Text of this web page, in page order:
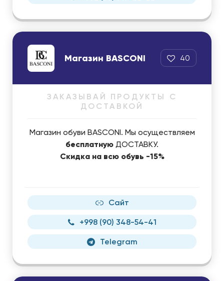
Магазин BASCONI 40
ЗАКАЗЫВАЙ ПРОДУКТЫ С
ДОСТАВКОЙ
Магазин обуви BASCONI. Мы осуществляем
бесплатную ДОСТАВКУ.
Скидка на всю обувь -15%
Сайт
+998 (90) 348-54-41
Telegram